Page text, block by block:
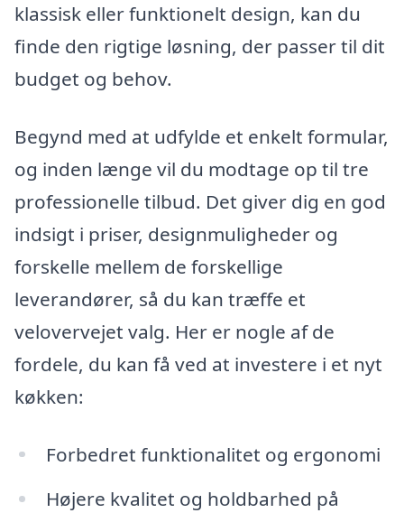
klassisk eller funktionelt design, kan du
finde den rigtige løsning, der passer til dit
budget og behov.
Begynd med at udfylde et enkelt formular,
og inden længe vil du modtage op til tre
professionelle tilbud. Det giver dig en god
indsigt i priser, designmuligheder og
forskelle mellem de forskellige
leverandører, så du kan træffe et
velovervejet valg. Her er nogle af de
fordele, du kan få ved at investere i et nyt
køkken:
Forbedret funktionalitet og ergonomi
Højere kvalitet og holdbarhed på